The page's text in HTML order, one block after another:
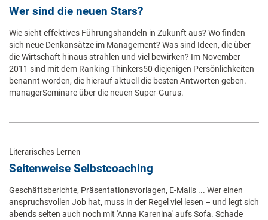
Wer sind die neuen Stars?
Wie sieht effektives Führungshandeln in Zukunft aus? Wo finden
sich neue Denkansätze im Management? Was sind Ideen, die über
die Wirtschaft hinaus strahlen und viel bewirken? Im November
2011 sind mit dem Ranking Thinkers50 diejenigen Persönlichkeiten
benannt worden, die hierauf aktuell die besten Antworten geben.
managerSeminare über die neuen Super-Gurus.
Literarisches Lernen
Seitenweise Selbstcoaching
Geschäftsberichte, Präsentationsvorlagen, E-Mails ... Wer einen
anspruchsvollen Job hat, muss in der Regel viel lesen – und legt sich
abends selten auch noch mit 'Anna Karenina' aufs Sofa. Schade